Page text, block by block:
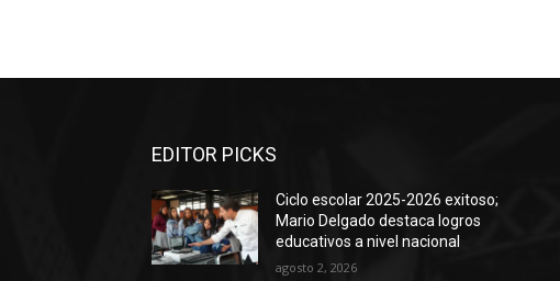
EDITOR PICKS
Ciclo escolar 2025-2026 exitoso;
Mario Delgado destaca logros
educativos a nivel nacional
agosto 2, 2026